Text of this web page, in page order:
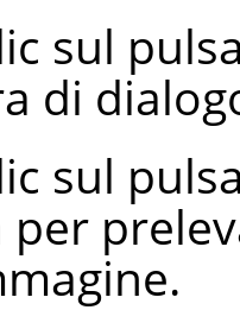
sul
di
sul
per